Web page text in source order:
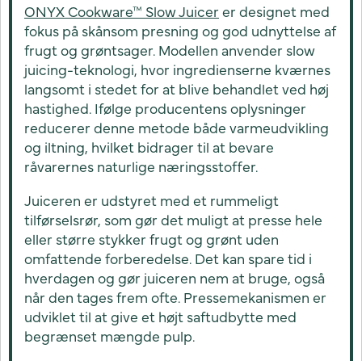
ONYX Cookware™ Slow Juicer er designet med
fokus på skånsom presning og god udnyttelse af
frugt og grøntsager. Modellen anvender slow
juicing-teknologi, hvor ingredienserne kværnes
langsomt i stedet for at blive behandlet ved høj
hastighed. Ifølge producentens oplysninger
reducerer denne metode både varmeudvikling
og iltning, hvilket bidrager til at bevare
råvarernes naturlige næringsstoffer.
Juiceren er udstyret med et rummeligt
tilførselsrør, som gør det muligt at presse hele
eller større stykker frugt og grønt uden
omfattende forberedelse. Det kan spare tid i
hverdagen og gør juiceren nem at bruge, også
når den tages frem ofte. Pressemekanismen er
udviklet til at give et højt saftudbytte med
begrænset mængde pulp.